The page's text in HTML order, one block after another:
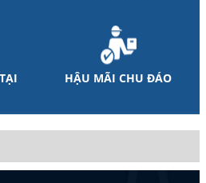
HẬU MÃI CHU ĐÁO